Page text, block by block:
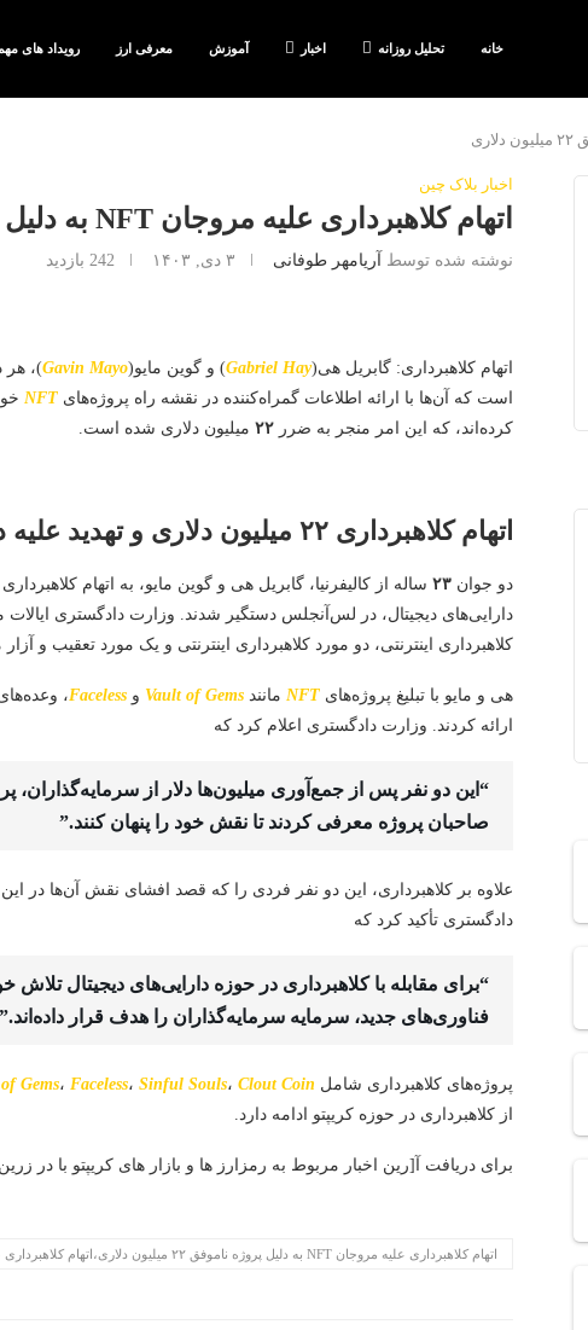
خانه تحلیل روزانه اخبار آموزش معرفی ارز رویداد های
اخبار بلاک چین
اتهام کلاهبرداری علیه مروجان NFT به دلیل پروژه ناموفق ۲۲ میلیون دلاری
نوشته شده توسط آریامهر طوفانی ۳ دی, ۱۴۰۳ 242 بازدید
اتهام کلاهبرداری: گابریل هی(Gabriel Hay) و گوین مایو(Gavin Mayo)، هر
است که آن‌ها با ارائه اطلاعات گمراه‌کننده در نقشه راه پروژه‌هایNFT
کرده‌اند، که این امر منجر به ضرر۲۲ میلیون دلاری شده است.
اتهام کلاهبرداری ۲۲ میلیون دلاری و تهدید علیه دو جوان اهل کالیفرنیا
دو جوان۲۳ ساله از کالیفرنیا، گابریل هی و گوین مایو، به اتهام
دارایی‌های دیجیتال، در لس‌آنجلس دستگیر شدند. وزارت دادگستری ایالات
کلاهبرداری اینترنتی، دو مورد کلاهبرداری اینترنتی و یک مورد تعقیب و
هی و مایو با تبلیغ پروژه‌هایNFT مانندVault of Gems وFaceless،
ارائه کردند. وزارت دادگستری اعلام کرد که
“این دو نفر پس از جمع‌آوری میلیون‌ها دلار از سرمایه‌گذاران،
صاحبان پروژه معرفی کردند تا نقش خود را پنهان کنند.”
علاوه بر کلاهبرداری، این دو نفر فردی را که قصد افشای نقش آن‌ها در
دادگستری تأکید کرد که
“برای مقابله با کلاهبرداری در حوزه دارایی‌های دیجیتال تلاش
فناوری‌های جدید، سرمایه سرمایه‌گذاران را هدف قرار داده‌اند.”
پروژه‌های کلاهبرداری شامل Gems، Faceless، Sinful Souls، Clout Coin
از کلاهبرداری در حوزه کریپتو ادامه دارد.
برای دریافت آ[رین اخبار مربوط به رمزارز ها و بازار های کریپتو با در
اتهام کلاهبرداری علیه مروجان NFT به دلیل پروژه ناموفق ۲۲ میلیون دلاری،اتهام کلاهبرداری علیه مروجان NFT،NFT،پروژه ناموفق ۲۲ میلیون دلاری